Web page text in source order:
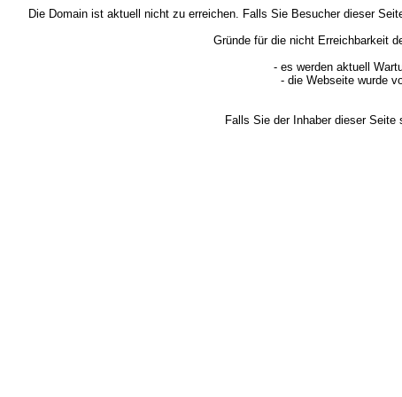
Die Domain ist aktuell nicht zu erreichen. Falls Sie Besucher dieser
Gründe für die nicht Erreichbarkeit
- es werden aktuell
- die Webseite wurde
Falls Sie der Inhaber dieser